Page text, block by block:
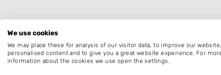
Deze mensen gingen u voor
We use cookies
We may place these for analysis of our visitor data, to improve our
personalised content and to give you a great website experience. For
information about the cookies we use open the settings.